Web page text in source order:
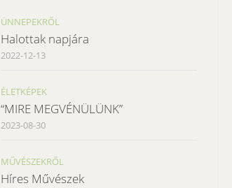
ÜNNEPEKRŐL
Halottak napjára
2022-12-13
ÉLETKÉPEK
“MIRE MEGVÉNÜLÜNK”
2023-08-30
MŰVÉSZEKRŐL
Híres Művészek